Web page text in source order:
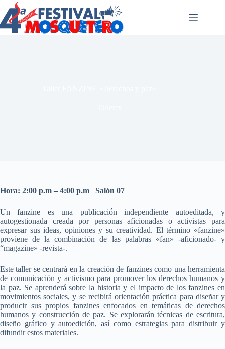
Saltar
contenido
Hora: 2:00 p.m – 4:00 p.m Salón 07
Un fanzine es una publicación independiente autoeditada, y
autogestionada creada por personas aficionadas o activistas para
expresar sus ideas, opiniones y su creatividad. El término «fanzine»
proviene de la combinación de las palabras «fan» -aficionado- y
“magazine» -revista-.
Este taller se centrará en la creación de fanzines como una herramienta
de comunicación y activismo para promover los derechos humanos y
la paz. Se aprenderá sobre la historia y el impacto de los fanzines en
movimientos sociales, y se recibirá orientación práctica para diseñar y
producir sus propios fanzines enfocados en temáticas de derechos
humanos y construcción de paz. Se explorarán técnicas de escritura,
diseño gráfico y autoedición, así como estrategias para distribuir y
difundir estos materiales.